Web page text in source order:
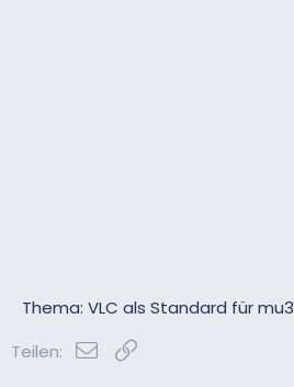
Thema: VLC als Standard für mu3
Teilen:
E-Mail